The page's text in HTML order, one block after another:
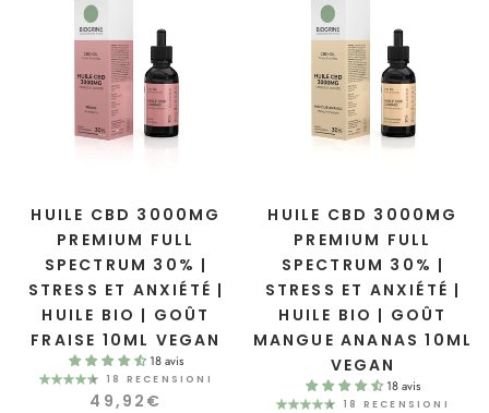
HUILE CBD 3000MG
PREMIUM FULL
SPECTRUM 30% |
STRESS ET ANXIÉTÉ |
HUILE BIO | GOÛT
FRAISE 10ML VEGAN
18 avis
18 RECENSIONI
49,92€
HUILE CBD 3000MG
PREMIUM FULL
SPECTRUM 30% |
STRESS ET ANXIÉTÉ |
HUILE BIO | GOÛT
MANGUE ANANAS 10ML
VEGAN
18 avis
18 RECENSIONI